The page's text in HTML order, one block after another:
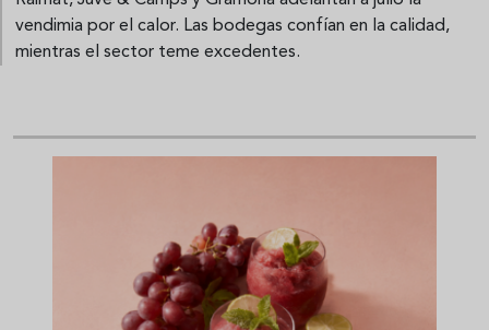
vendimia por el calor. Las bodegas confían en la calidad,
mientras el sector teme excedentes.